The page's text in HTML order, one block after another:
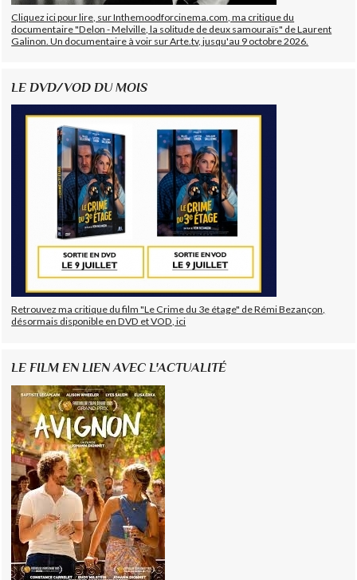
Cliquez ici pour lire, sur Inthemoodforcinema.com, ma critique du
documentaire "Delon - Melville, la solitude de deux samouraïs" de Laurent
Galinon. Un documentaire à voir sur Arte.tv, jusqu'au 9 octobre 2026.
LE DVD/VOD DU MOIS
Retrouvez ma critique du film "Le Crime du 3e étage" de Rémi Bezançon,
désormais disponible en DVD et VOD, ici
LE FILM EN LIEN AVEC L'ACTUALITÉ